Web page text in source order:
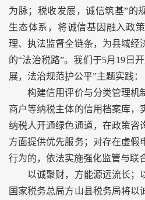
为脉；税收发展，诚信筑基”的
生态体系，将诚信基因融入政
理、执法监督全链条，为县域经
的“法治税路”。我们于5月19日
展，法治规范护公平”主题实践：
构建信用评价与分类管理机
商户等纳税主体的信用档案库，
纳税人开通绿色通道，在政策咨
方面提供优先服务；对存在虚假
行为的，依法实施强化监管与联
以诚聚财，方能源远流长；以
国家税务总局方山县税务局将以